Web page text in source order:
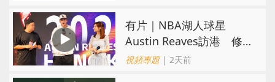
有片｜NBA湖人球星
Austin Reaves訪港 修
頓與青少年交流球技
視頻專題| 2天前